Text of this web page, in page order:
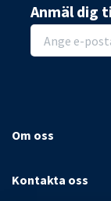
Anmäl dig
Om oss
Kontakta oss